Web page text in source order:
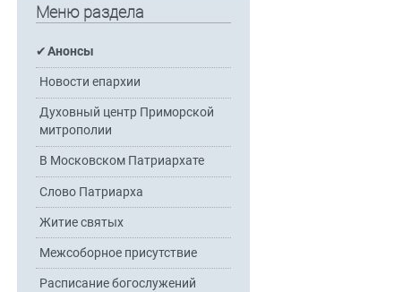
Меню раздела
Анонсы
Новости епархии
Духовный центр Приморской
митрополии
В Московском Патриархате
Слово Патриарха
Житие святых
Межсоборное присутствие
Расписание богослужений